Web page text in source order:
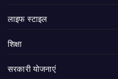
लाइफ स्टाइल
शिक्षा
सरकारी योजनाएं